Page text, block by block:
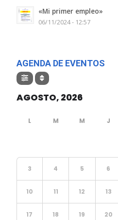
«Mi primer empleo»
06/11/2024 - 12:57
AGENDA DE EVENTOS
AGOSTO, 2026
3 4 5 6
10 11 12 13
17 18 19 20